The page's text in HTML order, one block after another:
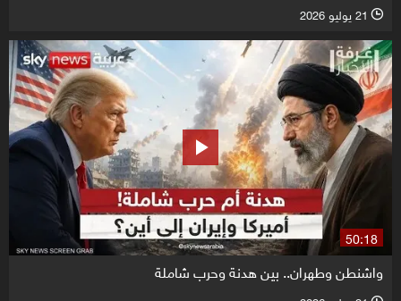
l 21 يوليو 2026
50:18
واشنطن وطهران.. بين هدنة وحرب شاملة